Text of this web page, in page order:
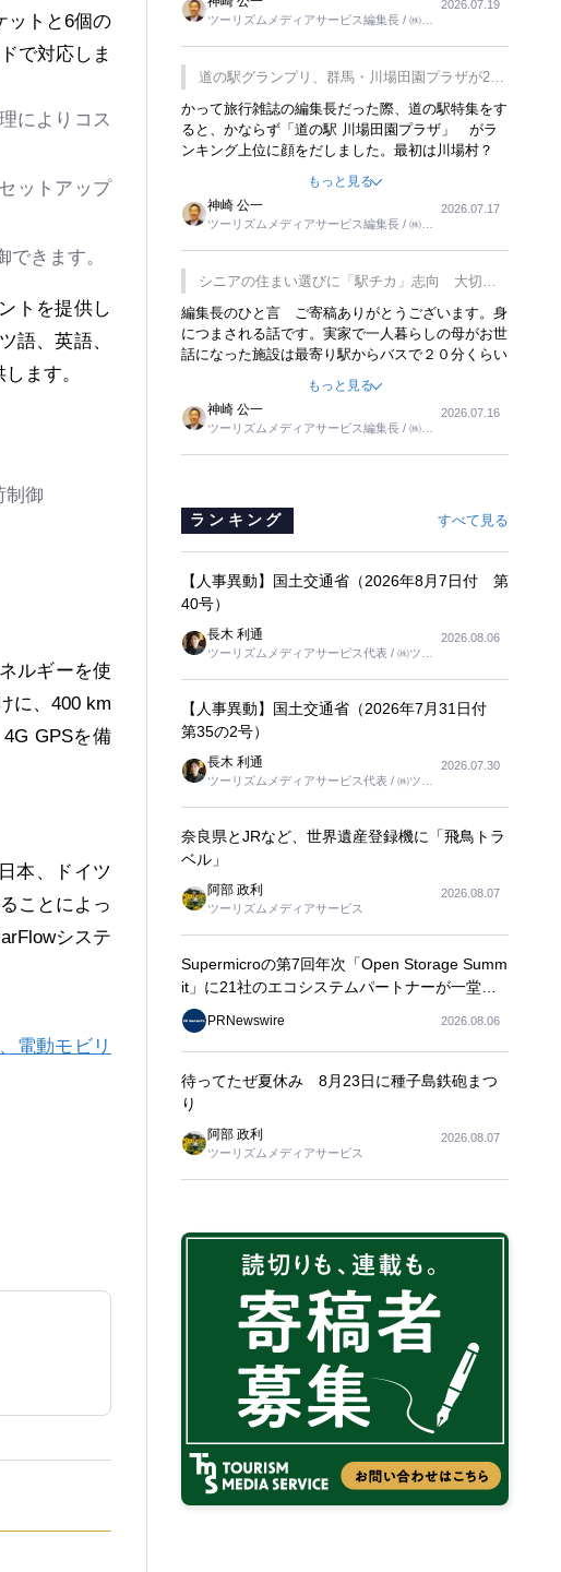
ットと6個の
で対応しま
によりコス
ットアップ
きます。
トを提供し
語、英語、
ます。
制御
ルギーを使
に、 400 km
4G GPSを備
本、ドイツ
ことによっ
システ
電動モビリ
で、この企画展はタイムリーですね。
ツーリズムメディアサービス編集長 / ㈱ツ
2026.07.19
道の駅グランプリ、群馬・川場田園プラザが2連
覇
かって旅行雑誌の編集長だった際、道の駅特集をす
ると、かならず「道の駅 川場田園プラザ」 がラ
ンキング上位に顔をだしました。最初は川場村？
れ永井 彰一社長にインタビューしたら、興味深い
話が次々が飛び出しました。プレゼンも巧みで、今
でも思い出すことが２つあります。一つは、従業員
に東京ディズニーランドを見学させ、サービス業、
接客業の何かを理解してもらっていることです。
もう一つは1800円もするプレミアムヨーグルトを
販売するにあたり、社内に懸念もあったそうです。
永井社長は、駐車場に都内ナンバーの高級外車が停
まっていることに目をつけ、高級商品でも売れると
確信したそうです。今回の記事を懐かしく読みまし
もっと見る
神崎 公一
ツーリズムメディアサービス編集長 / ㈱ツ
2026.07.17
シニアの住まい選びに「駅チカ」志向 大切な
のは出かけたくなる暮らし
編集長のひと言 ご寄稿ありがとうございます。身
につまされる話です。実家で一人暮らしの母がお世
話になった施設は最寄り駅からバスで２０分くらい
りました。母の住まいから近いという理由で、その
施設を選択したのですが、私と妹にとっては、半日
仕事ででした。シニアの住まい選びは、当人だけで
はなく、世話をする家族の足の便も考えない外池な
もっと見る
神崎 公一
ツーリズムメディアサービス編集長 / ㈱ツ
2026.07.16
ランキング すべて見る
【人事異動】国土交通省（2026年8月7日付 第
40号）
長木 利通
ツーリズムメディアサービス代表 / ㈱ツー
2026.08.06
【人事異動】国土交通省（2026年7月31日付
第35の2号）
長木 利通
ツーリズムメディアサービス代表 / ㈱ツー
2026.07.30
奈良県とJRなど、世界遺産登録機に「飛鳥トラ
ベル」
阿部 政利
ツーリズムメディアサービス
2026.08.07
Supermicroの第7回年次「Open Storage Summ
it」に21社のエコシステムパートナーが一堂に
会し、エンタープライズAIの大規模導入に関す
る実践的なガイダンスを共有
PRNewswire 2026.08.06
待ってたぜ夏休み 8月23日に種子島鉄砲まつ
り
阿部 政利
ツーリズムメディアサービス
2026.08.07